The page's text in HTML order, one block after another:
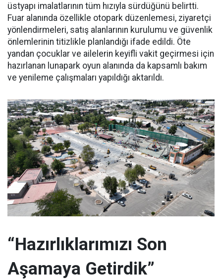
üstyapı imalatlarının tüm hızıyla sürdüğünü belirtti.
Fuar alanında özellikle otopark düzenlemesi, ziyaretçi
yönlendirmeleri, satış alanlarının kurulumu ve güvenlik
önlemlerinin titizlikle planlandığı ifade edildi. Öte
yandan çocuklar ve ailelerin keyifli vakit geçirmesi için
hazırlanan lunapark oyun alanında da kapsamlı bakım
ve yenileme çalışmaları yapıldığı aktarıldı.
“Hazırlıklarımızı Son
Aşamaya Getirdik”